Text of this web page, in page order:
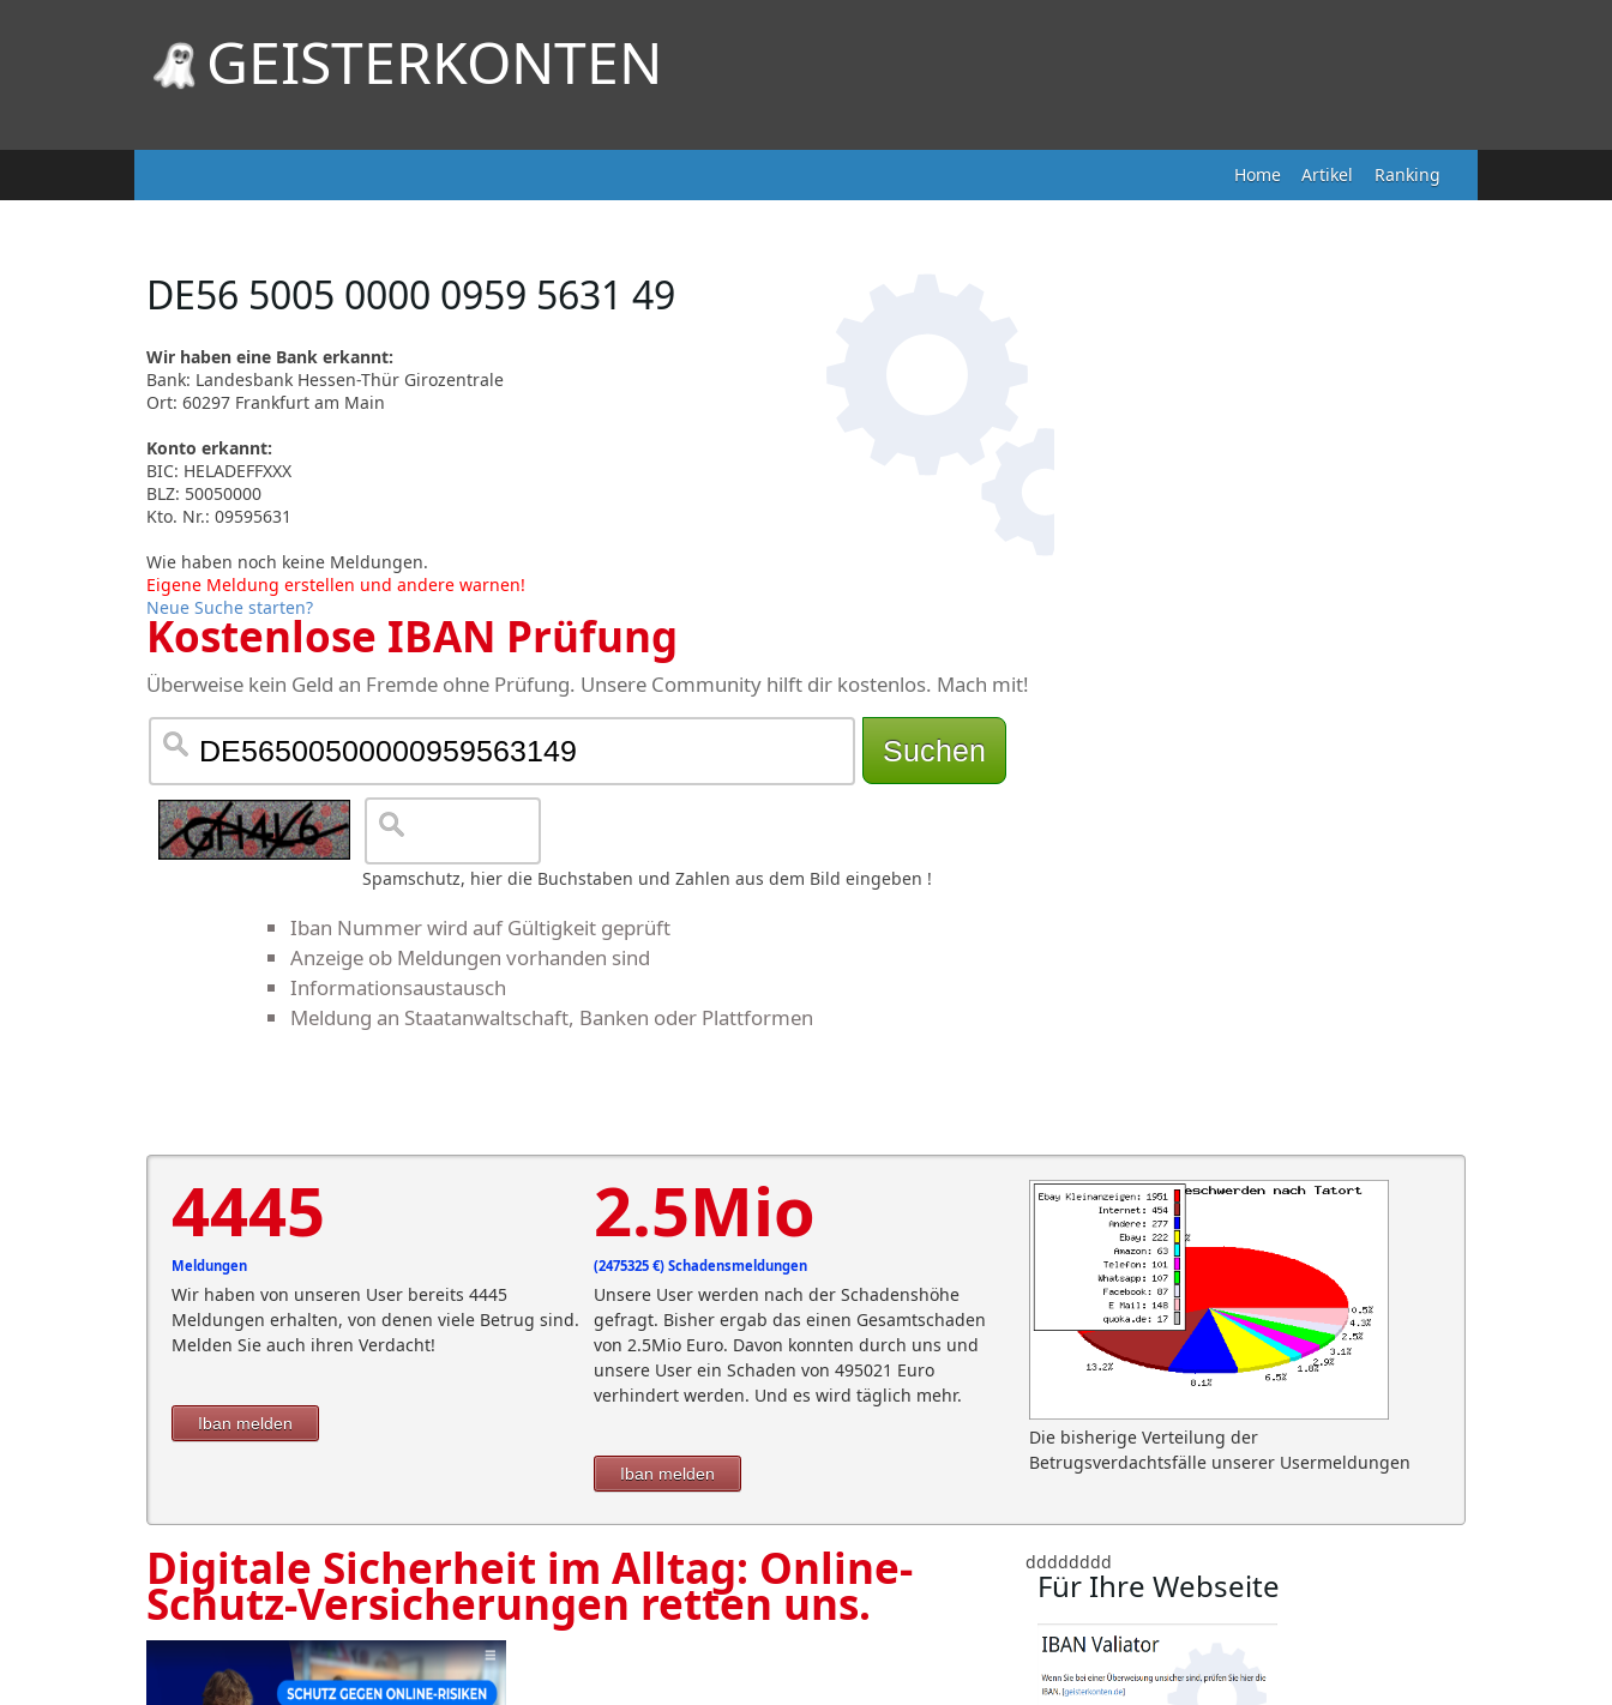
GEISTERKONTEN
Ranking
Artikel
Home
DE56 5005 0000 0959 5631 49
Wir haben eine Bank erkannt:
Bank: Landesbank Hessen-Thür Girozentrale
Ort: 60297 Frankfurt am Main
Konto erkannt:
BIC: HELADEFFXXX
BLZ: 50050000
Kto. Nr.: 09595631
Wie haben noch keine Meldungen.
Eigene Meldung erstellen und andere warnen!
Neue Suche starten?
Kostenlose IBAN Prüfung
Überweise kein Geld an Fremde ohne Prüfung. Unsere Community hilft dir kostenlos. Mach mit!
Suchen
Spamschutz, hier die Buchstaben und Zahlen aus dem Bild eingeben !
Iban Nummer wird auf Gültigkeit geprüft
Anzeige ob Meldungen vorhanden sind
Informationsaustausch
Meldung an Staatanwaltschaft, Banken oder Plattformen
4445
Meldungen
Wir haben von unseren User bereits 4445
Meldungen erhalten, von denen viele Betrug sind.
Melden Sie auch ihren Verdacht!
Iban melden
2.5Mio
(2475325 €) Schadensmeldungen
Unsere User werden nach der Schadenshöhe
gefragt. Bisher ergab das einen Gesamtschaden
von 2.5Mio Euro. Davon konnten durch uns und
unsere User ein Schaden von 495021 Euro
verhindert werden. Und es wird täglich mehr.
Iban melden
Die bisherige Verteilung der
Betrugsverdachtsfälle unserer Usermeldungen
dddddddd
Digitale Sicherheit im Alltag: Online-
Schutz-Versicherungen retten uns. Für Ihre Webseite